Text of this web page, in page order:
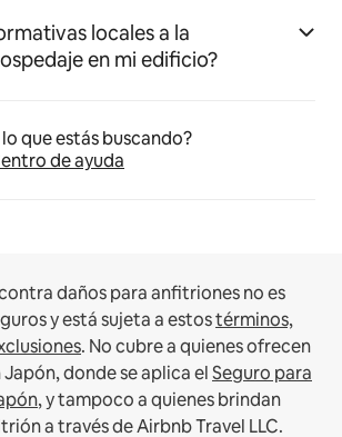
locales a la
en mi edificio?
que estás buscando?
de ayuda
daños para anfitriones no es
y está sujeta a estostérminos,
. No cubre a quienes ofrecen
donde se aplica elSeguro para
, y tampoco a quienes brindan
a través de Airbnb Travel LLC.